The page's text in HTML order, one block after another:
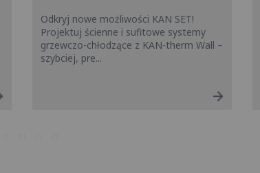
Odkryj nowe możliwości KAN SET!
Projektuj ścienne i sufitowe systemy
grzewczo-chłodzące z KAN-therm Wall –
szybciej, pre...